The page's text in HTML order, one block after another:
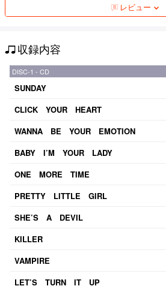
レビュー
収録内容
DISC-1 - CD
SUNDAY
CLICK YOUR HEART
WANNA BE YOUR EMOTION
BABY I’M YOUR LADY
ONE MORE TIME
PRETTY LITTLE GIRL
SHE’S A DEVIL
KILLER
VAMPIRE
LET’S TURN IT UP